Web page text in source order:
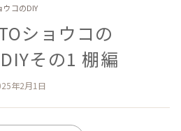
ウコのDIY
ショウコの​
その​1 棚編
年2月1日